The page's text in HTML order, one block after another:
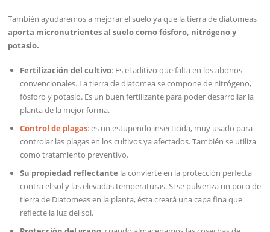
También ayudaremos a mejorar el suelo ya que la tierra de diatomeas
aporta micronutrientes al suelo como fósforo, nitrógeno y
potasio.
Fertilización del cultivo: Es el aditivo que falta en los abonos
convencionales. La tierra de diatomea se compone de nitrógeno,
fósforo y potasio. Es un buen fertilizante para poder desarrollar la
planta de la mejor forma.
Control de plagas: es un estupendo insecticida, muy usado para
controlar las plagas en los cultivos ya afectados. También se utiliza
como tratamiento preventivo.
Su propiedad reflectante la convierte en la protección perfecta
contra el sol y las elevadas temperaturas. Si se pulveriza un poco de
tierra de Diatomeas en la planta, ésta creará una capa fina que
reflecte la luz del sol.